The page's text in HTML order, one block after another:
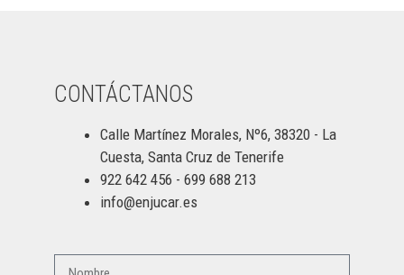
CONTÁCTANOS
Calle Martínez Morales, Nº6, 38320 - La
Cuesta, Santa Cruz de Tenerife
922 642 456 - 699 688 213
info@enjucar.es